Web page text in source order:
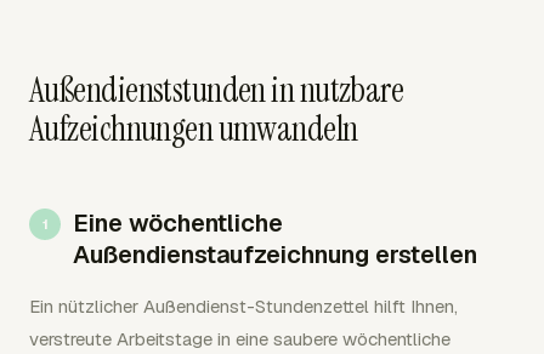
Außendienststunden in nutzbare
Aufzeichnungen umwandeln
Eine wöchentliche
Außendienstaufzeichnung erstellen
Ein nützlicher Außendienst-Stundenzettel hilft Ihnen,
verstreute Arbeitstage in eine saubere wöchentliche